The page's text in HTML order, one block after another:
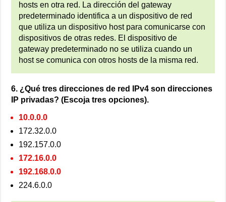
hosts en otra red. La dirección del gateway
predeterminado identifica a un dispositivo de red
que utiliza un dispositivo host para comunicarse con
dispositivos de otras redes. El dispositivo de
gateway predeterminado no se utiliza cuando un
host se comunica con otros hosts de la misma red.
6. ¿Qué tres direcciones de red IPv4 son direcciones
IP privadas? (Escoja tres opciones).
10.0.0.0
172.32.0.0
192.157.0.0
172.16.0.0
192.168.0.0
224.6.0.0